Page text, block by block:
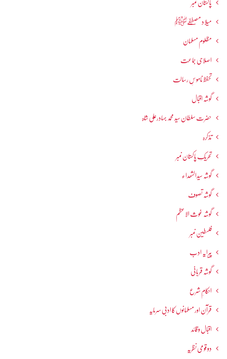
پاکستان نمبر
میلاد مصطفےٰﷺ
مظلوم مسلمان
اصلاحی جماعت
تحفظ ناموسِ رسالت
گوشہ اقبال
حضرت سلطان سید محمد بہادرعلی شاہ
تذکرہ
تحریکِ پاکستان نمبر
گوشہ سیدالشھداء
گوشہ تصوف
گوشہ غوث الاعظم
فلسطین نمبر
پیرایہ ادب
گوشہ قربانی
احکامِ شرع
قرآن اور مسلمانوں کا ادبی سرمایہ
اقبال و قائد
دو قومی نظریہ